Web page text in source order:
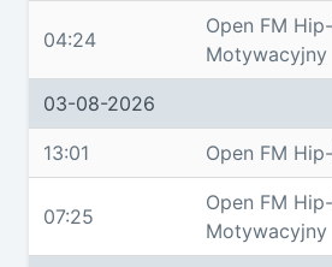
04:24
Open FM
Motywacyjny
03-08-2026
13:01 Open FM
07:25
Open FM
Motywacyjny